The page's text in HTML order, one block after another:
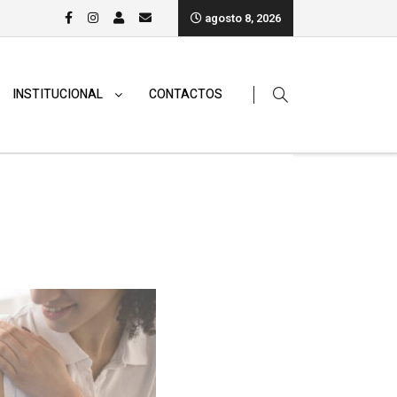
agosto 8, 2026
INSTITUCIONAL CONTACTOS